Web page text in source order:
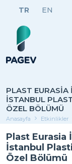
TR EN
PLAST EURASIA
İSTANBUL
ÖZEL BÖLÜMÜ
Anasayfa Etkinlikler
Plast Eurasia
İstanbul
Özel Bölümü